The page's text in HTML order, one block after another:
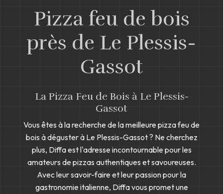
Pizza feu de bois
près de Le Plessis-
Gassot
La Pizza Feu de Bois à Le Plessis-
Gassot
Vous êtes à la recherche de la meilleure pizza feu de
bois à déguster à Le Plessis-Gassot ? Ne cherchez
plus, Diffa est l'adresse incontournable pour les
amateurs de pizzas authentiques et savoureuses.
Avec leur savoir-faire et leur passion pour la
gastronomie italienne, Diffa vous promet une